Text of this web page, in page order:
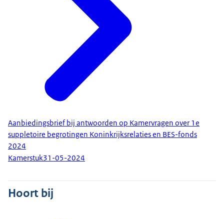
Aanbiedingsbrief bij antwoorden op Kamervragen over 1e
suppletoire begrotingen Koninkrijksrelaties en BES-fonds
2024
Kamerstuk31-05-2024
Hoort bij